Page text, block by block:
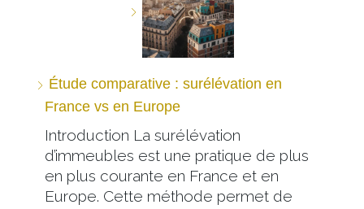
Étude comparative : surélévation en
France vs en Europe
Introduction La surélévation
d’immeubles est une pratique de plus
en plus courante en France et en
Europe. Cette méthode permet de